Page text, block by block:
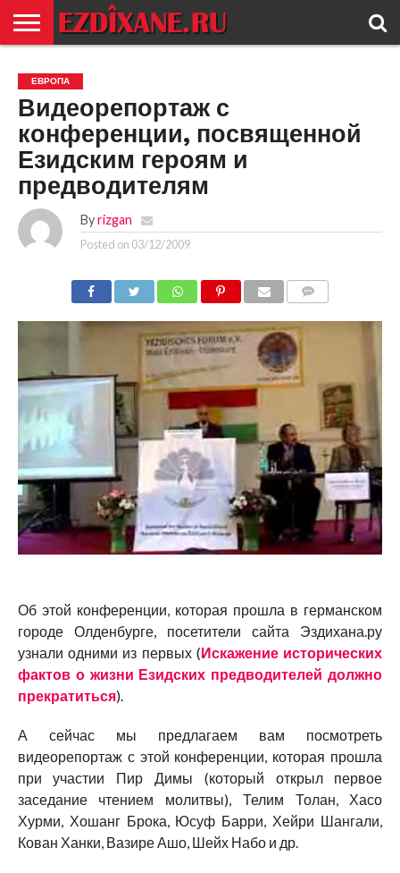
ЕЗИДИЗМ
НОВОСТИ
ИСТОРИЯ
КУЛЬТУРА
КОНТАКТ
ЕВРОПА
Видеорепортаж с
конференции, посвященной
Езидским героям и
предводителям
By rizgan
Posted on 03/12/2009
Об этой конференции, которая прошла в германском
городе Олденбурге, посетители сайта Эздихана.ру
узнали одними из первых (Искажение исторических
фактов о жизни Езидских предводителей должно
прекратиться).
А сейчас мы предлагаем вам посмотреть
видеорепортаж с этой конференции, которая прошла
при участии Пир Димы (который открыл первое
заседание чтением молитвы), Телим Толан, Хасо
Хурми, Хошанг Брока, Юсуф Барри, Хейри Шангали,
Кован Ханки, Вазире Ашо, Шейх Набо и др.